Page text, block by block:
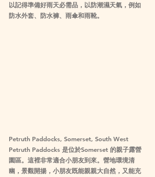
以記得準備好雨天必需品，以防潮濕天氣，例如
防水外套、防水褲、雨傘和雨靴。
Petruth Paddocks, Somerset, South West
Petruth Paddocks 是位於Somerset 的親子露營
園區。這裡非常適合小朋友到來。營地環境清
幽，景觀開揚，小朋友既能親親大自然，又能充